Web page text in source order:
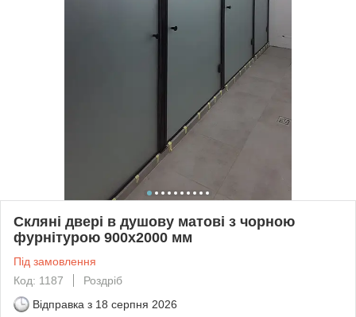
Скляні двері в душову матові з чорною
фурнітурою 900х2000 мм
Під замовлення
Код: 1187
Роздріб
Відправка з 18 серпня 2026